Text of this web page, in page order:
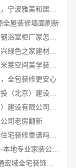
全屋装修墙面刷新
同城专业家庭装修机构优质，嘉兴绿色之家建材科技有限公司
武汉高端家装口碑怎么样，百年米莱空间美学装饰公司品质见证
全包装修更安心
卧室全包装修智能家居，中蓝建投（北京）建设有限公司武功分公司贴心服务
司老房翻新
嘉兴绿色之家建材科技有限公司-本地专业家装公司高端
南通海安毛坯装饰公司设计_南通宏域全宅装饰建材有限公司